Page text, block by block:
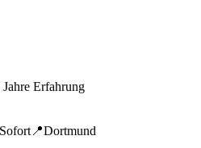
Jahre Erfahrung
Sofort 📍Dortmund